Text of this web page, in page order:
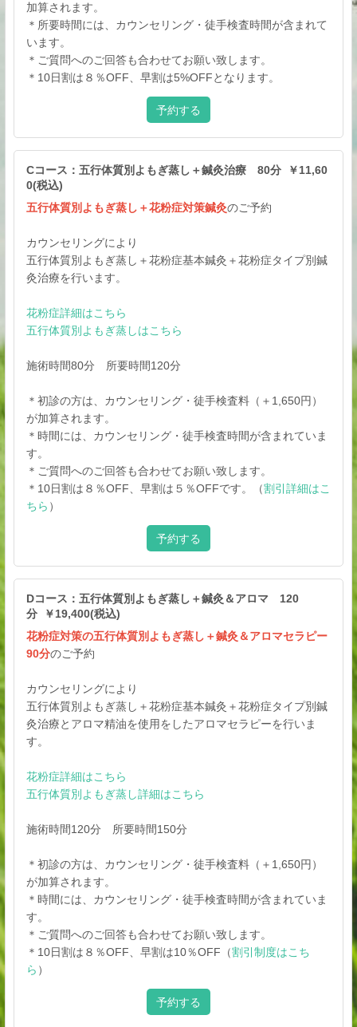
加算されます。
＊所要時間には、カウンセリング・徒手検査時間が含まれて
います。
＊ご質問へのご回答も合わせてお願い致します。
＊10日割は８％OFF、早割は5%OFFとなります。
予約する
Cコース：五行体質別よもぎ蒸し＋鍼灸治療 80分 ￥11,60
0(税込)
五行体質別よもぎ蒸し＋花粉症対策鍼灸のご予約
カウンセリングにより
五行体質別よもぎ蒸し＋花粉症基本鍼灸＋花粉症タイプ別鍼
灸治療を行います。
花粉症詳細はこちら
五行体質別よもぎ蒸しはこちら
施術時間80分 所要時間120分
＊初診の方は、カウンセリング・徒手検査料（＋1,650円）
が加算されます。
＊時間には、カウンセリング・徒手検査時間が含まれていま
す。
＊ご質問へのご回答も合わせてお願い致します。
＊10日割は８％OFF、早割は５％OFFです。（割引詳細はこ
ちら ）
予約する
Dコース：五行体質別よもぎ蒸し＋鍼灸＆アロマ 120
分 ￥19,400(税込)
花粉症対策の五行体質別よもぎ蒸し＋鍼灸＆アロマセラピー
90分のご予約
カウンセリングにより
五行体質別よもぎ蒸し＋花粉症基本鍼灸＋花粉症タイプ別鍼
灸治療とアロマ精油を使用をしたアロマセラピーを行いま
す。
花粉症詳細はこちら
五行体質別よもぎ蒸し詳細はこちら
施術時間120分 所要時間150分
＊初診の方は、カウンセリング・徒手検査料（＋1,650円）
が加算されます。
＊時間には、カウンセリング・徒手検査時間が含まれていま
す。
＊ご質問へのご回答も合わせてお願い致します。
＊10日割は８％OFF、早割は10％OFF（割引制度はこち
ら ）
予約する